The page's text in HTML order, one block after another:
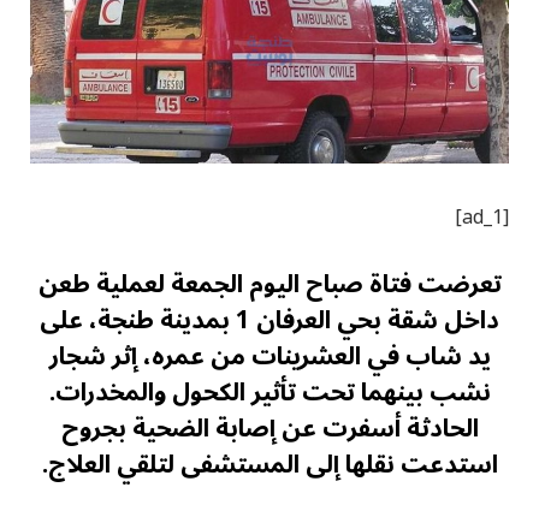
[ad_1]
تعرضت فتاة صباح اليوم الجمعة لعملية طعن
داخل شقة بحي العرفان 1 بمدينة طنجة، على
يد شاب في العشرينات من عمره، إثر شجار
نشب بينهما تحت تأثير الكحول والمخدرات.
الحادثة أسفرت عن إصابة الضحية بجروح
استدعت نقلها إلى المستشفى لتلقي العلاج.